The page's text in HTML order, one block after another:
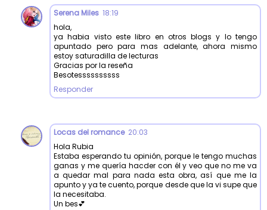
Serena Miles 18:19
hola,
ya habia visto este libro en otros blogs y lo tengo
apuntado pero para mas adelante, ahora mismo
estoy saturadilla de lecturas
Gracias por la reseña
Besotessssssssss
Responder
Locas del romance 20:03
Hola Rubia
Estaba esperando tu opinión, porque le tengo muchas
ganas y me quería hacder con él y veo que no me va
a quedar mal para nada esta obra, así que me la
apunto y ya te cuento, porque desde que la vi supe que
la necesitaba.
Un bes💕